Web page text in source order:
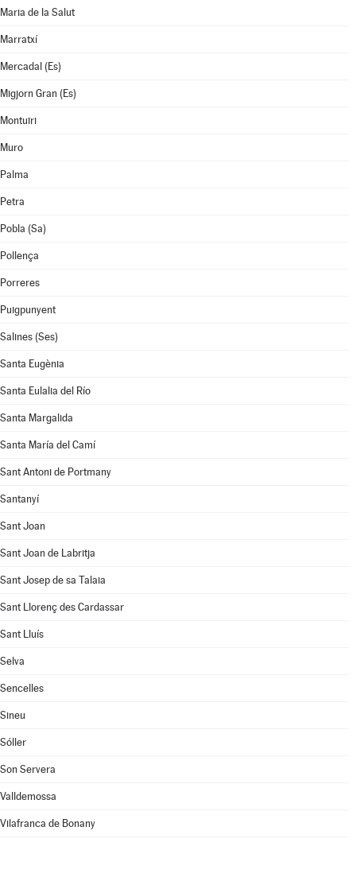
Maria de la Salut
Marratxí
Mercadal (Es)
Migjorn Gran (Es)
Montuïri
Muro
Palma
Petra
Pobla (Sa)
Pollença
Porreres
Puigpunyent
Salines (Ses)
Santa Eugènia
Santa Eulalia del Río
Santa Margalida
Santa María del Camí
Sant Antoni de Portmany
Santanyí
Sant Joan
Sant Joan de Labritja
Sant Josep de sa Talaia
Sant Llorenç des Cardassar
Sant Lluís
Selva
Sencelles
Sineu
Sóller
Son Servera
Valldemossa
Vilafranca de Bonany